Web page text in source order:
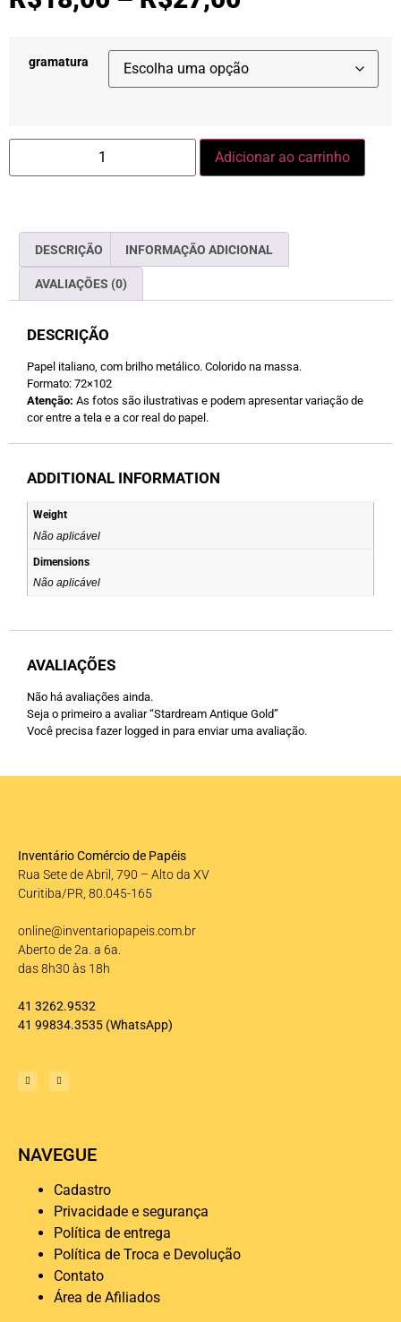
gramatura
Adicionar ao carrinho
DESCRIÇÃO INFORMAÇÃO ADICIONAL
AVALIAÇÕES (0)
DESCRIÇÃO
Papel italiano, com brilho metálico. Colorido na massa.
Formato: 72×102
Atenção: As fotos são ilustrativas e podem apresentar variação de
cor entre a tela e a cor real do papel.
ADDITIONAL INFORMATION
Weight
Não aplicável
Dimensions
Não aplicável
AVALIAÇÕES
Não há avaliações ainda.
Seja o primeiro a avaliar “Stardream Antique Gold”
Você precisa fazer logged in para enviar uma avaliação.
Inventário Comércio de Papéis
Rua Sete de Abril, 790 – Alto da XV
Curitiba/PR, 80.045-165
online@inventariopapeis.com.br
Aberto de 2a. a 6a.
das 8h30 às 18h
41 3262.9532
41 99834.3535 (WhatsApp)
NAVEGUE
Cadastro
Privacidade e segurança
Política de entrega
Política de Troca e Devolução
Contato
Área de Afiliados